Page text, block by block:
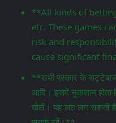
**All kinds of
etc. These games
risk and
cause significant
**सभी प्रकार के सट्टेबाजी
आदि। इसमें नुकसान होता
खेलें। यह लत लग सकती है